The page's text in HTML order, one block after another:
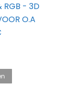
RGB - 3D
O.A